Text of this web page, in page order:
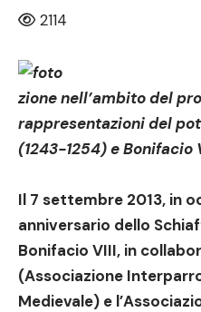
2114
zione nell’ambito del
rappresentazioni del
(1243-1254) e Bonifacio
Il 7 settembre 2013, in
anniversario dello
Bonifacio VIII, in
(Associazione
Medievale) e